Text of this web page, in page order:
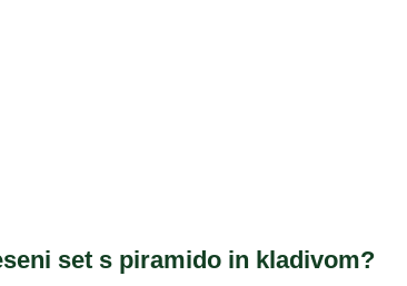
set s piramido in kladivom?